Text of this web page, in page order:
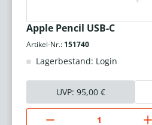
Apple Pencil USB-C
Artikel-Nr.: 151740
Lagerbestand: Login
UVP: 95,00 €